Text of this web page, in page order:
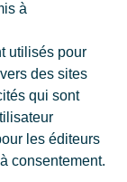
à
utilisés pour
des sites
qui sont
les éditeurs
consentement.